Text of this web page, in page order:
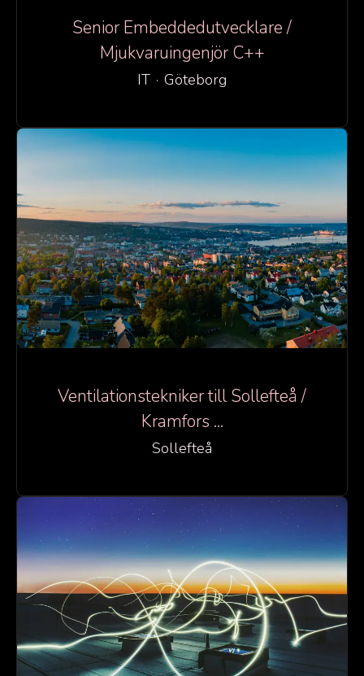
Senior Embeddedutvecklare /
Mjukvaruingenjör C++
IT · Göteborg
Ventilationstekniker till Sollefteå /
Kramfors ...
Sollefteå